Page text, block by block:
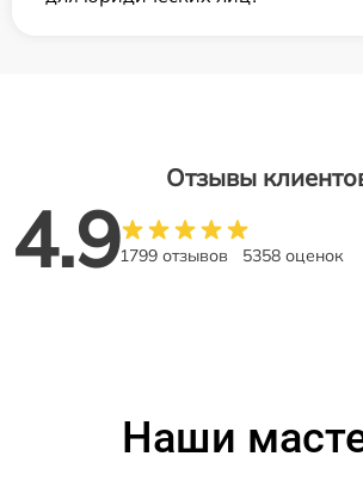
Отзывы
4.91799 отзывов 5358 оценок
Наши